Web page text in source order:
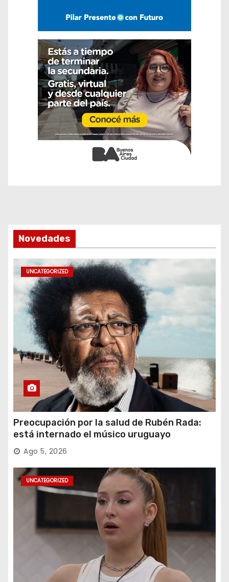
Novedades
UNCATEGORIZED
Preocupación por la salud de Rubén Rada:
está internado el músico uruguayo
Ago 5, 2026
UNCATEGORIZED